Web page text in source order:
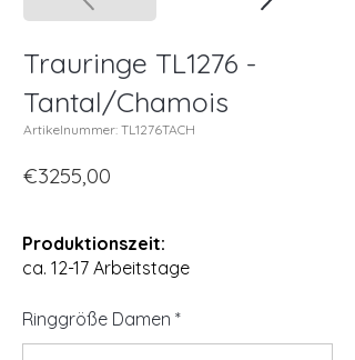
Trauringe TL1276 -
Tantal/Chamois
Artikelnummer: TL1276TACH
€3255,00
Produktionszeit:
ca. 12-17 Arbeitstage
Ringgröße Damen